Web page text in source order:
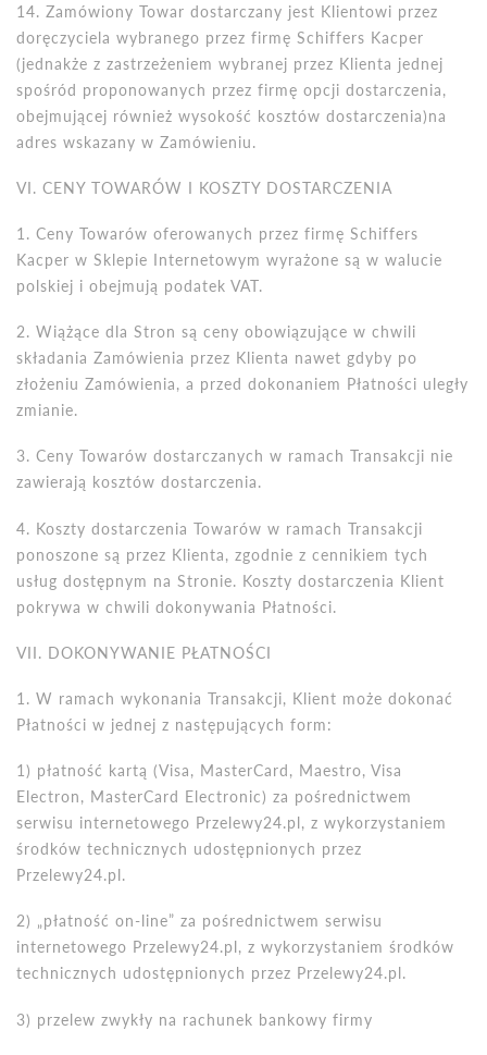
14. Zamówiony Towar dostarczany jest Klientowi przez
doręczyciela wybranego przez firmę Schiffers Kacper
(jednakże z zastrzeżeniem wybranej przez Klienta jednej
spośród proponowanych przez firmę opcji dostarczenia,
obejmującej również wysokość kosztów dostarczenia)na
adres wskazany w Zamówieniu.
VI. CENY TOWARÓW I KOSZTY DOSTARCZENIA
1. Ceny Towarów oferowanych przez firmę Schiffers
Kacper w Sklepie Internetowym wyrażone są w walucie
polskiej i obejmują podatek VAT.
2. Wiążące dla Stron są ceny obowiązujące w chwili
składania Zamówienia przez Klienta nawet gdyby po
złożeniu Zamówienia, a przed dokonaniem Płatności uległy
zmianie.
3. Ceny Towarów dostarczanych w ramach Transakcji nie
zawierają kosztów dostarczenia.
4. Koszty dostarczenia Towarów w ramach Transakcji
ponoszone są przez Klienta, zgodnie z cennikiem tych
usług dostępnym na Stronie. Koszty dostarczenia Klient
pokrywa w chwili dokonywania Płatności.
VII. DOKONYWANIE PŁATNOŚCI
1. W ramach wykonania Transakcji, Klient może dokonać
Płatności w jednej z następujących form:
1) płatność kartą (Visa, MasterCard, Maestro, Visa
Electron, MasterCard Electronic) za pośrednictwem
serwisu internetowego Przelewy24.pl, z wykorzystaniem
środków technicznych udostępnionych przez
Przelewy24.pl.
2) „płatność on-line” za pośrednictwem serwisu
internetowego Przelewy24.pl, z wykorzystaniem środków
technicznych udostępnionych przez Przelewy24.pl.
3) przelew zwykły na rachunek bankowy firmy